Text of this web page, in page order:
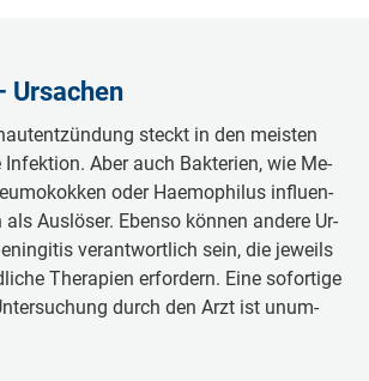
Ursachen
steckt in den meis­ten
In­fek­ti­on. Aber auch Bak­te­ri­en, wie Me­
oder Hae­mo­phi­lus in­flu­en­
als Aus­lö­ser. Eben­so kön­nen an­de­re Ur­
ver­ant­wort­lich sein, die je­weils
The­ra­pi­en er­for­dern. Ei­ne so­for­ti­ge
durch den Arzt ist un­um­